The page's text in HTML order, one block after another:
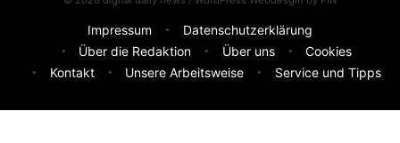
Impressum
Datenschutzerklärung
Über die Redaktion
Über uns
Cookies
Kontakt
Unsere Arbeitsweise Service und Tipps